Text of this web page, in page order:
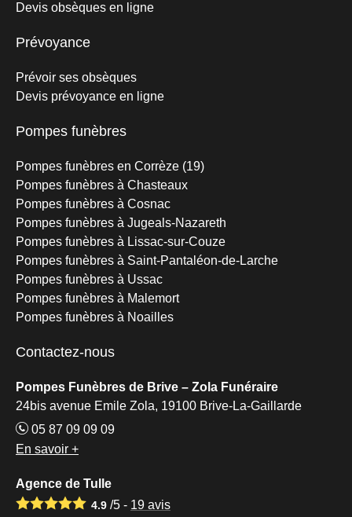
Devis obsèques en ligne
Prévoyance
Prévoir ses obsèques
Devis prévoyance en ligne
Pompes funèbres
Pompes funèbres en Corrèze (19)
Pompes funèbres à Chasteaux
Pompes funèbres à Cosnac
Pompes funèbres à Jugeals-Nazareth
Pompes funèbres à Lissac-sur-Couze
Pompes funèbres à Saint-Pantaléon-de-Larche
Pompes funèbres à Ussac
Pompes funèbres à Malemort
Pompes funèbres à Noailles
Contactez-nous
Pompes Funèbres de Brive – Zola Funéraire
24bis avenue Emile Zola, 19100 Brive-La-Gaillarde
05 87 09 09 09
En savoir +
Agence de Tulle
4.9 /5 - 19 avis